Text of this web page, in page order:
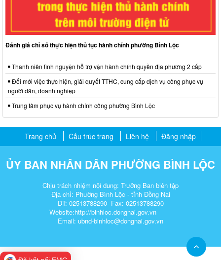
Đánh giá chỉ số thực hiện thủ tục hành chính phường Bình Lộc
Thanh niên tình nguyện hỗ trợ vận hành chính quyền địa phương 2 cấp
Đổi mới việc thực hiện, giải quyết TTHC, cung cấp dịch vụ công phục vụ
người dân, doanh nghiệp
Trung tâm phục vụ hành chính công phường Bình Lộc
Trang chủ Cấu trúc trang Liên hệ Đăng nhập
ỦY BAN NHÂN DÂN PHƯỜNG BÌNH LỘC
Chịu trách nhiệm nội dung: Trưởng Ban biên tập
Địa chỉ: Phường Bình Lộc - tỉnh Đồng Nai
ĐT: 02513788290- Fax: 02513788290
Website:http://binhloc.dongnai.gov.vn
Email: ubnd-binhloc@dongnai.gov.vn​